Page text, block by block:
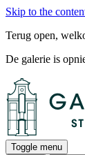
Skip to the
Terug open,
De galerie is
Toggle menu